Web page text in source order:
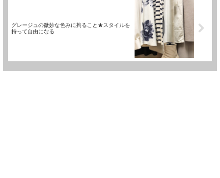
グレージュの微妙な色みに拘ること★スタイルを
持って自由になる